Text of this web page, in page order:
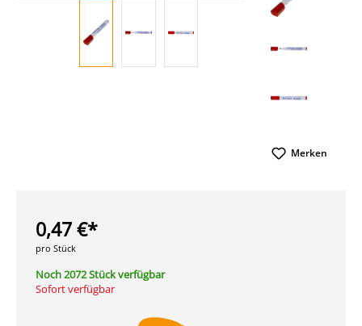
Merken
0,47 €*
pro Stück
Noch 2072 Stück verfügbar
Sofort verfügbar